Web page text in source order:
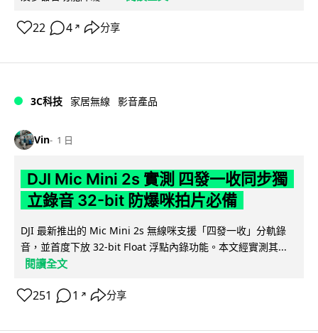
22 4 ↗ 分享
3C科技 家居無線 影音產品
Vin 1 日
DJI Mic Mini 2s 實測 四發一收同步獨
立錄音 32-bit 防爆咪拍片必備
DJI 最新推出的 Mic Mini 2s 無線咪支援「四發一收」分軌錄
音，並首度下放 32-bit Float 浮點內錄功能。本文經實測其...
閱讀全文
251 1 ↗ 分享